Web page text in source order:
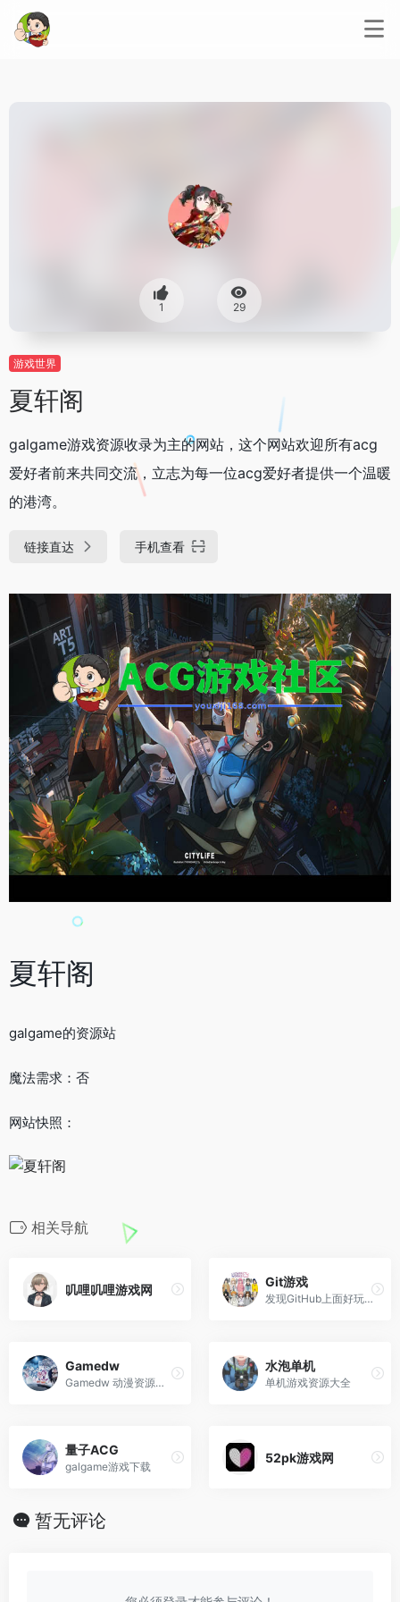
1 29
游戏世界
夏轩阁
galgame游戏资源收录为主的网站，这个网站欢迎所有acg
爱好者前来共同交流，立志为每一位acg爱好者提供一个温暖
的港湾。
链接直达 手机查看
夏轩阁
galgame的资源站
魔法需求：否
网站快照：
相关导航
叽哩叽哩游戏网
Git游戏
发现GitHub上面好玩的 Html网页游戏，然后收录过来，进行汉化，方便中文区玩家进行游戏。
Gamedw
Gamedw 动漫资源网站，网站...
水泡单机
单机游戏资源大全
量子ACG
galgame游戏下载
52pk游戏网
暂无评论